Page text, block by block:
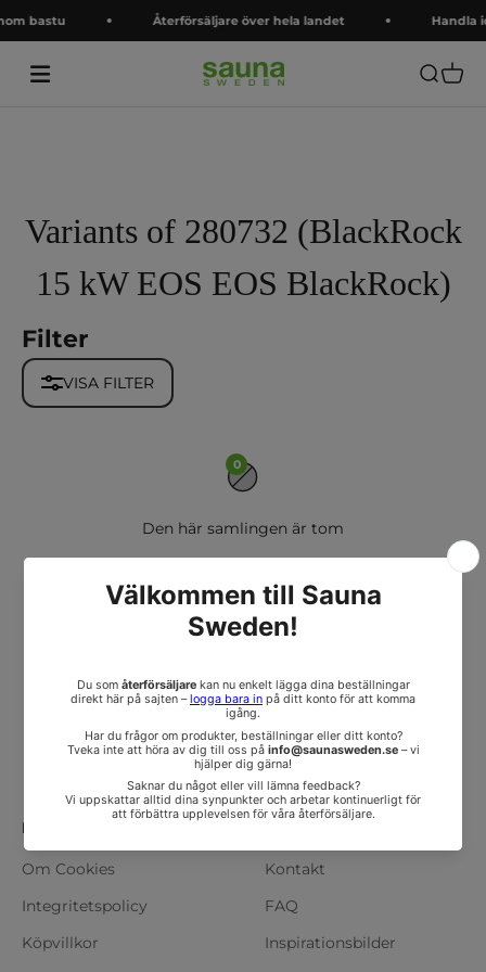
bastu Återförsäljare över hela landet Handla
Saunasweden Öppna
Variants of 280732 (BlackRock
15 kW EOS EOS BlackRock)
Filter
VISA FILTER
0
Den här samlingen är tom
Fortsätt handla
Information
Om Cookies
Integritetspolicy
Köpvillkor
Kontakt
FAQ
Inspirationsbilder